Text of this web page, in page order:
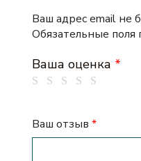
Ваш адрес email не
Обязательные поля
Ваша оценка *
Ваш отзыв *